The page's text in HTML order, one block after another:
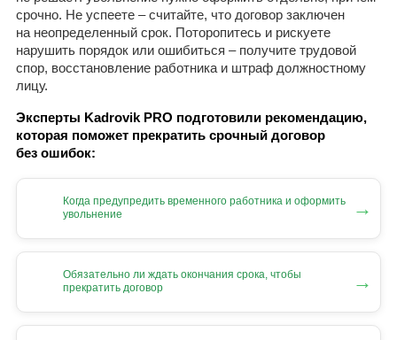
срочно. Не успеете – считайте, что договор заключен
на неопределенный срок. Поторопитесь и рискуете
нарушить порядок или ошибиться – получите трудовой
спор, восстановление работника и штраф должностному
лицу.
Эксперты Kadrovik PRO подготовили рекомендацию,
которая поможет прекратить срочный договор
без ошибок:
Когда предупредить временного работника и оформить
увольнение
→
Обязательно ли ждать окончания срока, чтобы
прекратить договор
→